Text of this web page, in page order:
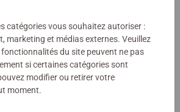
une évaluation
catégories vous souhaitez autoriser :
marketing et médias externes. Veuillez
du site peuvent ne pas
si certaines catégories sont
modifier ou retirer votre
moment.